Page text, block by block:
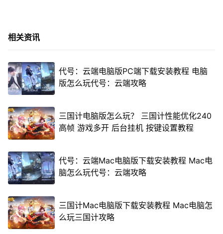
相关资讯
代号：云端电脑版PC端下载安装教程 电脑
版怎么玩代号：云端攻略
三国计电脑版怎么玩？ 三国计性能优化240
高帧 游戏多开 后台挂机 按键设置教程
代号：云端Mac电脑版下载安装教程 Mac电
脑怎么玩代号：云端攻略
三国计Mac电脑版下载安装教程 Mac电脑怎
么玩三国计攻略